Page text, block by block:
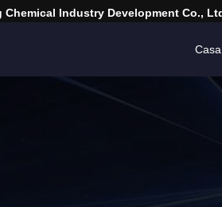
Industry Development Co.,
Casa